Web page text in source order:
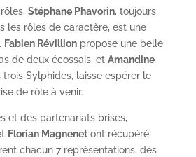
Stéphane Phavorin, toujours
les rôles de caractère, est une
Fabien Révillionpropose une belle
de deux écossais, et Amandine
trois Sylphides, laisse espérer le
de rôle à venir.
et des partenariats brisés,
Florian Magnenetont récupéré
chacun 7 représentations, des